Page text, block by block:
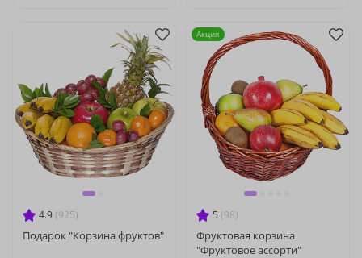
4.9 (925)
Подарок "Корзина фруктов"
5 (98)
Фруктовая корзина
"Фруктовое ассорти"
Акция